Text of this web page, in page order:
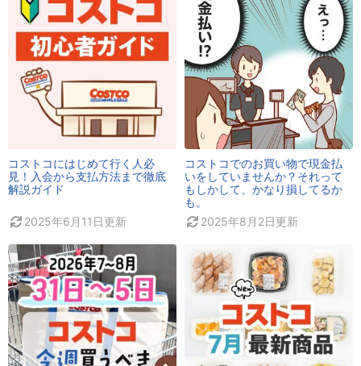
コストコにはじめて行く人必
見！入会から支払方法まで徹底
解説ガイド
2025年6月11日更新
コストコでのお買い物で現金払
いをしていませんか？それって
もしかして、かなり損してるか
も。
2025年8月2日更新